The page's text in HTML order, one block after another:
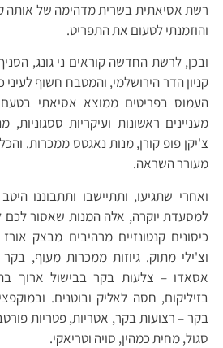
רשת אסיאתית בשרית מדהימה של אותה
והוזמנתי לטעום את התפריט.
ובכן, לרשת החדשה קוראים ני גונג,
קניון הדר הירושלמי, והמטבח חשוף
העמוס בפריטים ממוצא אסיאתי בטעם
מעניינים ראשונות ועיקריות ססגוניות,
צ'יקן פופ קורן, מנות נאגטס ממכרות.
מעורר השראה.
ואחרי שתגיעו, ותתיישבו ותתבוננו
למסעדת יוקרה, אלה המנות שאסור
כיסונים קנטונזיים מרהיבים מבצק
וצ'ילי מתוק. גיוזות ממכרות מעוף,
אסאדו – צלעות בקר בבישול ארוך
בזיליקום, חסה לאליק ובוטנים.
בקר – רצועות בקר, אטריות, פטריות
סגול, מחית כמהין, סויה וטריאקי.